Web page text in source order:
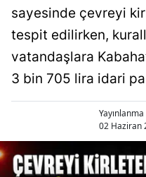
sayesinde çevreyi
tespit edilirken,
vatandaşlara
3 bin 705 lira idari
Yayınlanma
02 Haziran